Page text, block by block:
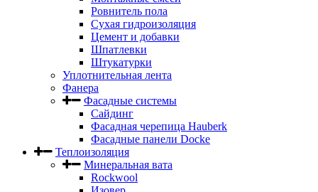
Ровнитель пола
Сухая гидроизоляция
Цемент и добавки
Шпатлевки
Штукатурки
Уплотнительная лента
Фанера
Фасадные системы
Сайдинг
Фасадная черепица Hauberk
Фасадные панели Docke
Теплоизоляция
Минеральная вата
Rockwool